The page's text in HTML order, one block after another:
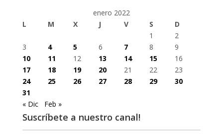
enero 2022
L
M X J V S
D
1
2
3
4 5 6 7 8
9
10
11 12 13 14 15
16
17
18 19 20 21 22
23
24
25 26 27 28 29
30
31
« Dic
Feb »
Suscríbete a nuestro canal!